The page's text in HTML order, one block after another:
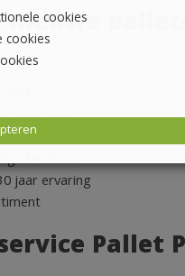
nieuwe
de fabriek
kwaliteit
jaar ervaring
Pallet
cookies
cookies